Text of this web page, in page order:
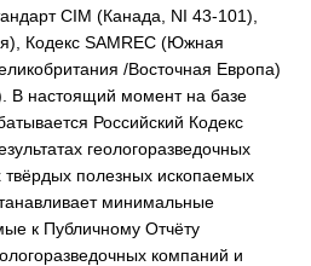
CIM (Канада, NI 43-101),
Кодекс SAMREC (Южная
/Восточная Европа)
В настоящий момент на базе
Российский Кодекс
геологоразведочных
твёрдых полезных ископаемых
минимальные
к Публичному Отчёту
компаний и